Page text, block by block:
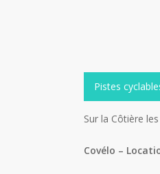
Pistes
Sur la Côtière
Covélo –